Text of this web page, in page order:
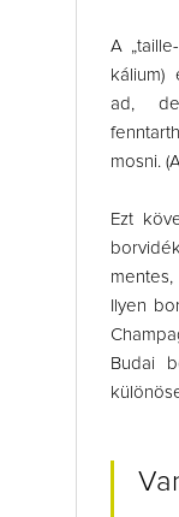
A
kálium)
ad, de
mosni.
Ezt
Ilyen
Budai